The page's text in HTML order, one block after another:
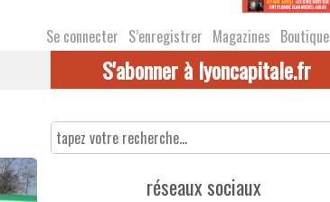
Se connecter S’enregistrer Magazines Boutique
S'abonner à lyoncapitale.fr
réseaux sociaux